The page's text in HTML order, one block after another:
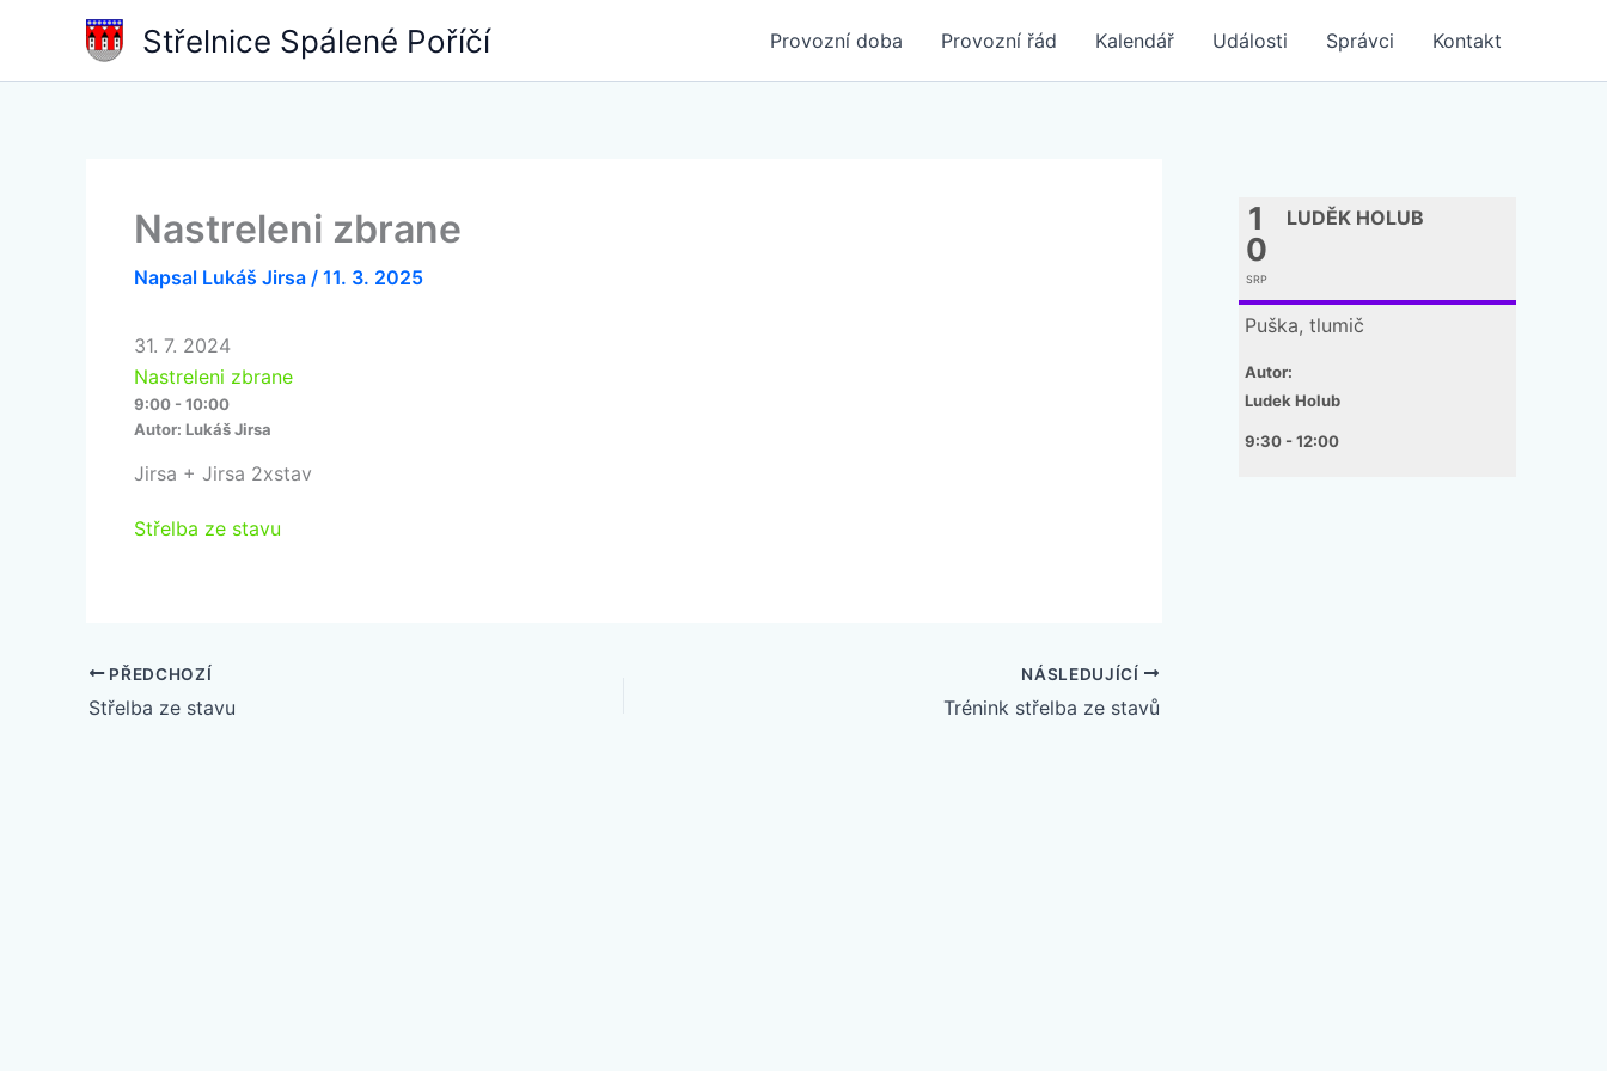
obsah
Střelnice Spálené Poříčí Provozní doba Provozní řád Kalendář Události Správci Kontakt
Nastreleni zbrane
Napsal Lukáš Jirsa / 11. 3. 2025
31. 7. 2024
Nastreleni zbrane
9:00 - 10:00
Autor: Lukáš Jirsa
Jirsa + Jirsa 2xstav
Střelba ze stavu
PŘEDCHOZÍ
Střelba ze stavu
NÁSLEDUJÍCÍ
Trénink střelba ze stavů
1
0
SRP
LUDĚK HOLUB
Puška, tlumič
Autor:
Ludek Holub
9:30 - 12:00